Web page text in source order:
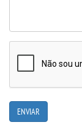
LOGIN
WEBMAIL